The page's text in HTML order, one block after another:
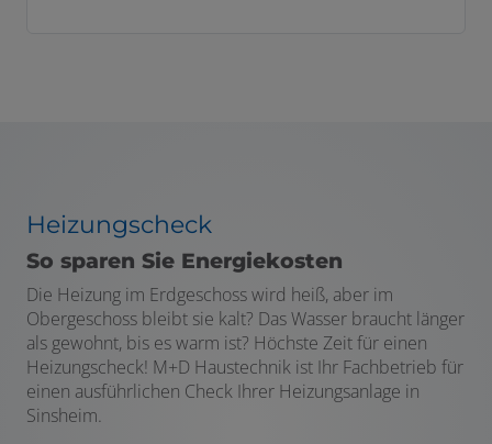
Heizungscheck
So sparen Sie Energiekosten
Die Heizung im Erdgeschoss wird heiß, aber im
Obergeschoss bleibt sie kalt? Das Wasser braucht länger
als gewohnt, bis es warm ist? Höchste Zeit für einen
Heizungscheck! M+D Haustechnik ist Ihr Fachbetrieb für
einen ausführlichen Check Ihrer Heizungsanlage in
Sinsheim.